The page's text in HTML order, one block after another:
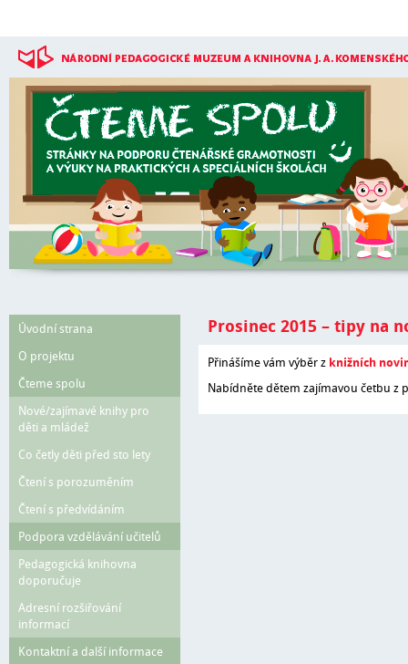
Přejít k hlavnímu obsahu
Úvodní strana
O projektu
Čteme spolu
Nové/zajímavé knihy pro
děti a mládež
Co četly děti před sto lety
Čtení s porozuměním
Čtení s předvídáním
Podpora vzdělávání učitelů
Pedagogická knihovna
doporučuje
Adresní rozšiřování
informací
Kontaktní a další informace
Prosinec 2015 – tipy na
Přinášíme vám výběr z knižních
Nabídněte dětem zajímavou četbu z